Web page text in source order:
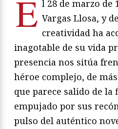
E l 28 de marzo de
Vargas Llosa, y
creatividad ha
inagotable de su vida
presencia nos sitúa
héroe complejo, de
que parece salido de la
empujado por sus
pulso del auténtico